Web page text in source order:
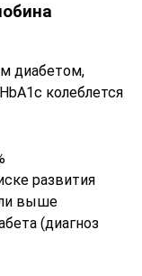
диабетом,
колеблется
развития
выше
(диагноз